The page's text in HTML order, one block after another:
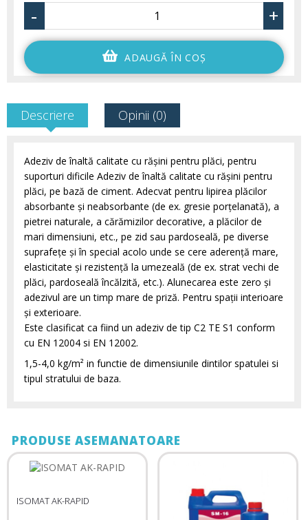
- +
ADAUGĂ ÎN COŞ
Descriere Opinii (0)
Adeziv de înaltă calitate cu răşini pentru plăci, pentru
suporturi dificile Adeziv de înaltă calitate cu răşini pentru
plăci, pe bază de ciment. Adecvat pentru lipirea plăcilor
absorbante şi neabsorbante (de ex. gresie porţelanată), a
pietrei naturale, a cărămizilor decorative, a plăcilor de
mari dimensiuni, etc., pe zid sau pardoseală, pe diverse
suprafeţe şi în special acolo unde se cere aderenţă mare,
elasticitate şi rezistenţă la umezeală (de ex. strat vechi de
plăci, pardoseală încălzită, etc.). Alunecarea este zero şi
adezivul are un timp mare de priză. Pentru spaţii interioare
şi exterioare.
Este clasificat ca fiind un adeziv de tip C2 TE S1 conform
cu EN 12004 si EN 12002.
1,5-4,0 kg/m² in functie de dimensiunile dintilor spatulei si
tipul stratului de baza.
PRODUSE ASEMANATOARE
ISOMAT AK-RAPID